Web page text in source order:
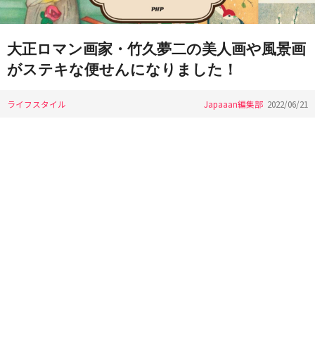
大正ロマン画家・竹久夢二の美人画や風景画
がステキな便せんになりました！
ライフスタイル Japaaan編集部 2022/06/21